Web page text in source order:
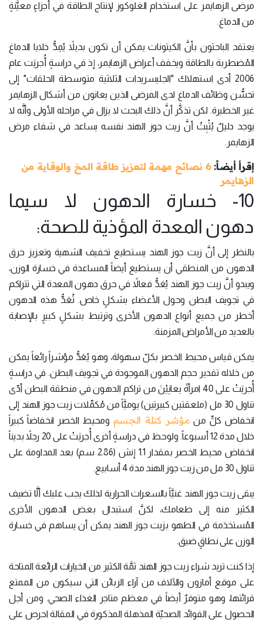
مرضى الزهايمر على استخدام الغلوكوز لإنتاج الطاقة في أجزاءٍ معيَّنةٍ
من الدماغ.
يعتقد الباحثون بأنَّ الكيتونات يمكن أن تكون بديلاً يُمِدُّ خلايا الدماغ
المُضطربة بالطاقة ويخفف أعراض الزهايمر، إذ في دراسةٍ أُجريَت عام
2006 أدى استهلاك "الجليسريدات الثلاثية متوسطة الحلقات" إلى
تحسُّن وظائف الدماغ لدى المرضى الذين يعانون من أشكال الزهايمر
غير الخطيرة. لكن تذكَّر أنَّ ذلك البحث لا يزال في مراحله الأولى وأنَّه لا
يوجد دليلٌ يُثْبِتُ أنَّ زيت جوز الهند نفسه يساعد في شفاء مرض
الزهايمر.
إقرأ أيضاً:
6 نصائح مهمة لتعزيز طاقة المخ والوقاية من
الزهايمر
10- خسارة الدهون لا سيما
دهون المعدة المؤذية للصحة:
بالنظر إلى أنَّ زيت جوز الهند يستطيع تخفيف الشهية وتعزيز حرق
الدهون من المنطقي أن يستطيع أيضاً المساعدة في خسارة الوزن،
ويبدو أنَّ زيت جوز الهند يُعَدُّ فعالاً في حرق دهون المعدة التي تتراكم
في تجويف البطن وحول الأعضاء بشكلٍ خاص. تُعَدُّ هذه الدهون
أخطر من جميع أنواع الدهون الأخرى وترتبط بشكلٍ كبيرٍ بالإصابة
بالعديد من الأمراض المزمنة.
يمكن قياس محيط الخصر بكلّ سهولة، وهو يُعَدُّ مؤشراً رائعاً يمكن
من خلاله تقدير حجم الدهون الموجودة في تجويف البطن. في دراسةٍ
أُجريَتْ على 40 امرأةً يعانِيْنَ من تراكم الدهون في منطقة البطن أدّى
تناول 30 مل (ملعقتين كبيرتين) يوميَّاً من مُكمِّلات زيت جوز الهند إلى
انخفاض كلٍّ من مؤشر كتلة الجسم ومحيط الخصر انخفاضاً كبيراً
خلال مدة 12 أسبوعاً. ولوحظ في دراسةٍ أخرى أُجريَتْ على 20 رجلاً بديناً
انخفاض محيط الخصر بمقدار 1.1 إنش (2.86 سم) بعد المداومة على
تناول 30 مل من زيت جوز الهند مدة 4 أسابيع.
يبقى زيت جوز الهند غنيَّاً بالسعرات الحرارية لذلك يجب عليك ألَّا تضيف
الكثير منه إلى طعامك، لكنَّ استبدال بعض الدهون الأخرى
المُستخدَمة في الطهو بزيت جوز الهند يمكن أن يساهم في خسارة
الوزن على نطاقٍ ضيق.
إذا كنت تريد شراء زيت جوز الهند ثمَّة الكثير من الخيارات الرائعة المتاحة
على موقع أمازون والآلاف من آراء الزبائن التي سيكون من الممتع
قرائتها، وهو متوفرٌ أيضاً في معظم متاجر الغذاء الصحي. ومن أجل
الحصول على الفوائد الصحيّة المذهلة المذكورة في المقالة احرص على